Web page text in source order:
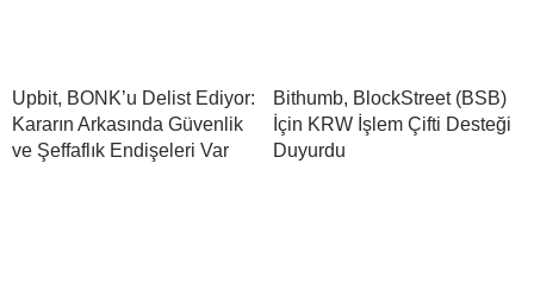
Upbit, BONK’u Delist Ediyor:
Kararın Arkasında Güvenlik
ve Şeffaflık Endişeleri Var
Bithumb, BlockStreet (BSB)
İçin KRW İşlem Çifti Desteği
Duyurdu